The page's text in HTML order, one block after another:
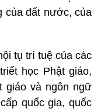
của đất nước, của
tụ trí tuệ của các
học Phật giáo,
giáo và ngôn ngữ
quốc gia, quốc